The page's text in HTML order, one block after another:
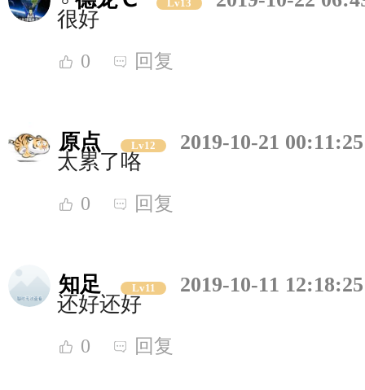
Lv13
很好
0 回复
原点 Lv12
2019-10-21 00:11:25
太累了咯
0 回复
知足 Lv11
2019-10-11 12:18:25
还好还好
0 回复